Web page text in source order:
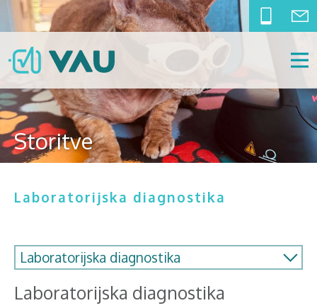
Storitve
Laboratorijska diagnostika
Laboratorijska diagnostika